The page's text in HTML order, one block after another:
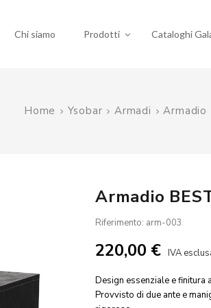
Chi siamo Prodotti Cataloghi
Home Ysobar Armadi Armadio
Armadio
Riferimento: arm-003
220,00 € IVA
Design essenziale e finitura
Provvisto di due ante e